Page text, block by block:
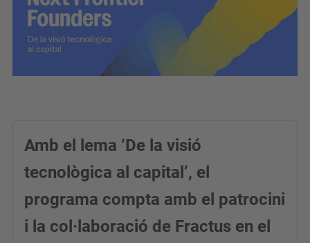
Amb el lema ‘De la visió
tecnològica al capital’, el
programa compta amb el patrocini
i la col·laboració de Fractus en el